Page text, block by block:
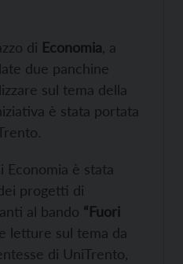
di Economia , a
due panchine
sul tema della
è stata portata
Economia è stata
progetti di
al bando “Fuori
letture sul tema da
di UniTrento,